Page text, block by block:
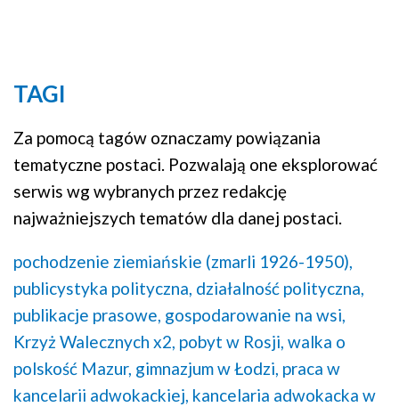
TAGI
Za pomocą tagów oznaczamy powiązania
tematyczne postaci. Pozwalają one eksplorować
serwis wg wybranych przez redakcję
najważniejszych tematów dla danej postaci.
pochodzenie ziemiańskie (zmarli 1926-1950),
publicystyka polityczna, działalność polityczna,
publikacje prasowe, gospodarowanie na wsi,
Krzyż Walecznych x2, pobyt w Rosji, walka o
polskość Mazur, gimnazjum w Łodzi, praca w
kancelarii adwokackiej, kancelaria adwokacka w